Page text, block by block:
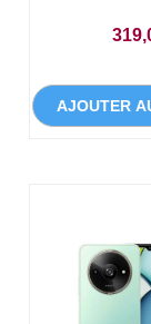
AJOUTER